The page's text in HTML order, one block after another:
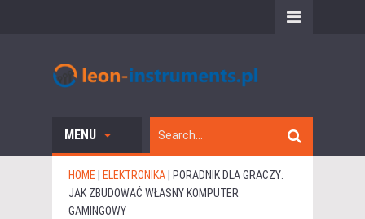
MENU
HOME ELEKTRONIKA
PORADNIK DLA GRACZY:
JAK ZBUDOWAĆ WŁASNY KOMPUTER
GAMINGOWY